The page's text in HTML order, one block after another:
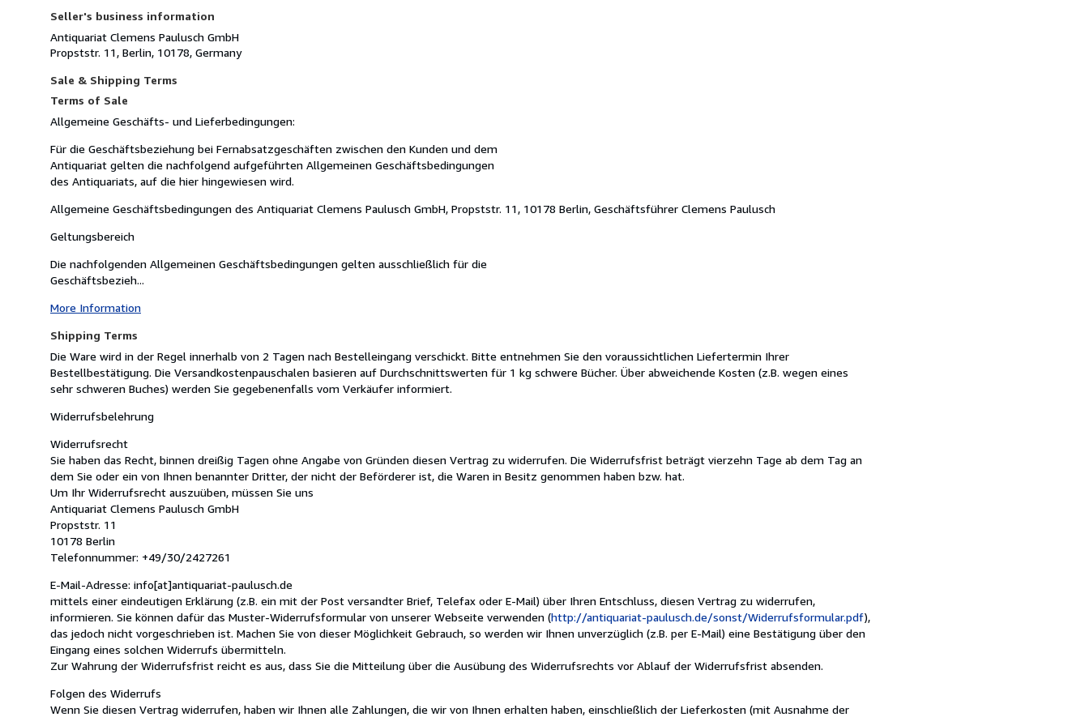
Seller's business information
Antiquariat Clemens Paulusch GmbH
Propststr. 11, Berlin, 10178, Germany
Sale & Shipping Terms
Terms of Sale
Allgemeine Geschäfts- und Lieferbedingungen:
Für die Geschäftsbeziehung bei Fernabsatzgeschäften zwischen den Kunden und dem
Antiquariat gelten die nachfolgend aufgeführten Allgemeinen Geschäftsbedingungen
des Antiquariats, auf die hier hingewiesen wird.
Allgemeine Geschäftsbedingungen des Antiquariat Clemens Paulusch GmbH, Propststr. 11, 10178 Berlin, Geschäftsführer Clemens Paulusch
Geltungsbereich
Die nachfolgenden Allgemeinen Geschäftsbedingungen gelten ausschließlich für die
Geschäftsbezieh...
More Information
Shipping Terms
Die Ware wird in der Regel innerhalb von 2 Tagen nach Bestelleingang verschickt. Bitte entnehmen Sie den voraussichtlichen Liefertermin Ihrer
Bestellbestätigung. Die Versandkostenpauschalen basieren auf Durchschnittswerten für 1 kg schwere Bücher. Über abweichende Kosten (z.B. wegen eines
sehr schweren Buches) werden Sie gegebenenfalls vom Verkäufer informiert.
Widerrufsbelehrung
Widerrufsrecht
Sie haben das Recht, binnen dreißig Tagen ohne Angabe von Gründen diesen Vertrag zu widerrufen. Die Widerrufsfrist beträgt vierzehn Tage ab dem Tag an
dem Sie oder ein von Ihnen benannter Dritter, der nicht der Beförderer ist, die Waren in Besitz genommen haben bzw. hat.
Um Ihr Widerrufsrecht auszuüben, müssen Sie uns
Antiquariat Clemens Paulusch GmbH
Propststr. 11
10178 Berlin
Telefonnummer: +49/30/2427261
E-Mail-Adresse: info[at]antiquariat-paulusch.de
mittels einer eindeutigen Erklärung (z.B. ein mit der Post versandter Brief, Telefax oder E-Mail) über Ihren Entschluss, diesen Vertrag zu widerrufen,
informieren. Sie können dafür das Muster-Widerrufsformular von unserer Webseite verwenden (http://antiquariat-paulusch.de/sonst/Widerrufsformular.pdf),
das jedoch nicht vorgeschrieben ist. Machen Sie von dieser Möglichkeit Gebrauch, so werden wir Ihnen unverzüglich (z.B. per E-Mail) eine Bestätigung über den
Eingang eines solchen Widerrufs übermitteln.
Zur Wahrung der Widerrufsfrist reicht es aus, dass Sie die Mitteilung über die Ausübung des Widerrufsrechts vor Ablauf der Widerrufsfrist absenden.
Folgen des Widerrufs
Wenn Sie diesen Vertrag widerrufen, haben wir Ihnen alle Zahlungen, die wir von Ihnen erhalten haben, einschließlich der Lieferkosten (mit Ausnahme der